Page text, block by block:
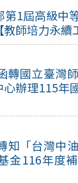
1屆高級中
師培力永續
轉國立臺灣
辦理115年
知「台灣中
金116年度